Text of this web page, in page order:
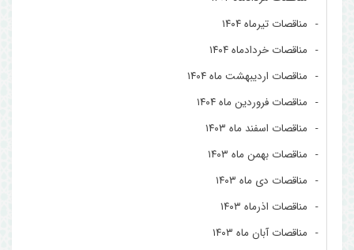
مناقصات تیرماه ۱۴۰۴
مناقصات خردادماه ۱۴۰۴
مناقصات اردیبهشت ماه ۱۴۰۴
مناقصات فروردین ماه ۱۴۰۴
مناقصات اسفند ماه ۱۴۰۳
مناقصات بهمن ماه ۱۴۰۳
مناقصات دی ماه ۱۴۰۳
مناقصات اذرماه ۱۴۰۳
مناقصات آبان ماه ۱۴۰۳